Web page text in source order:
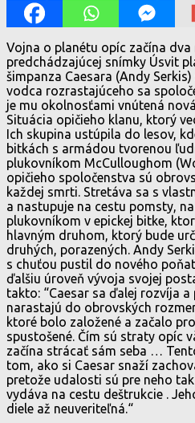
Vojna o planétu opíc začína
predchádzajúcej snímky Úsvit
šimpanza Caesara (Andy
vodca rozrastajúceho sa
je mu okolnosťami vnútená
Situácia opičieho klanu, ktorý
Ich skupina ustúpila do lesov,
bitkách s armádou tvorenou
plukovníkom McCulloughom
opičieho spoločenstva sú
každej smrti. Stretáva sa s
a nastupuje na cestu pomsty,
plukovníkom v epickej bitke,
hlavným druhom, ktorý bude
druhých, porazených. Andy
s chuťou pustil do nového
ďalšiu úroveň vývoja svojej
takto: “Caesar sa ďalej rozvíja
narastajú do obrovských
ktoré bolo založené a začalo
spustošené. Čím sú straty opíc
začína strácať sám seba …
tom, ako si Caesar snaží
pretože udalosti sú pre neho
vydáva na cestu deštrukcie .
diele až neuveriteľná.“